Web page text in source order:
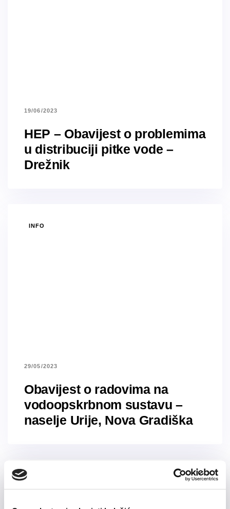
19/06/2023
HEP – Obavijest o problemima
u distribuciji pitke vode –
Drežnik
TAGS
INFO
29/05/2023
Obavijest o radovima na
vodoopskrbnom sustavu –
naselje Urije, Nova Gradiška
TAGS